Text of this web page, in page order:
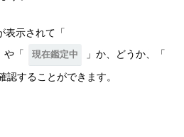
表示されて「
や「 現在鑑定中 」か、どうか、「
認することができます。